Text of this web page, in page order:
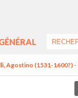
Agostino (1531-1600?)